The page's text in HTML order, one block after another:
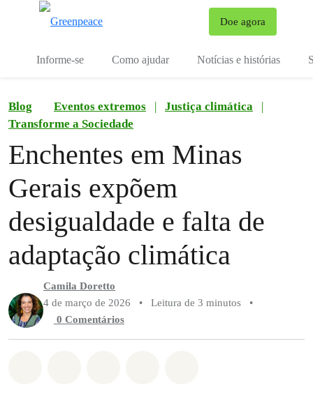
Doe agora
Informe-se Como ajudar Notícias e histórias
Blog Eventos extremos | Justiça climática
|
Transforme a Sociedade
Enchentes em Minas
Gerais expõem
desigualdade e falta de
adaptação climática
Camila Doretto
4 de março de 2026
• Leitura de 3 minutos
•
0 Comentários